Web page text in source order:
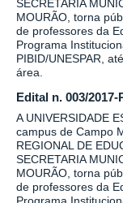
SECRETARIA
MOURÃO, torna
de professores da
Programa
PIBID/UNESPAR,
área.
Edital n. 003/2017-
A UNIVERSIDADE
campus de Campo
REGIONAL DE
SECRETARIA
MOURÃO, torna
de professores da
Programa